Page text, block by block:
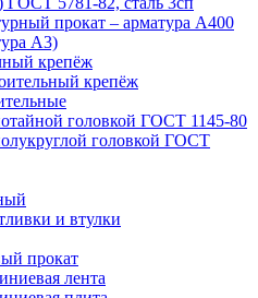
прокат – арматура А400
А3)
крепёж
крепёж
головкой ГОСТ 1145-80
головкой ГОСТ
и втулки
прокат
лента